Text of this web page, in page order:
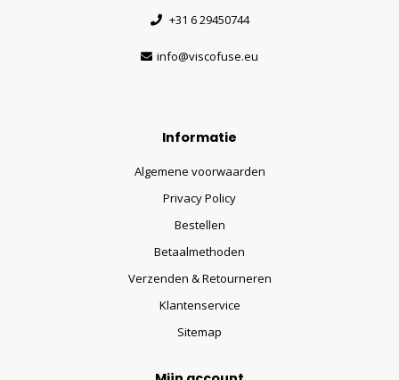
+31 6 29450744
info@viscofuse.eu
Informatie
Algemene voorwaarden
Privacy Policy
Bestellen
Betaalmethoden
Verzenden & Retourneren
Klantenservice
Sitemap